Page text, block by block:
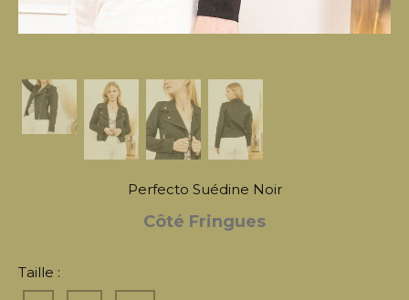
Perfecto Suédine Noir
Côté Fringues
Taille :